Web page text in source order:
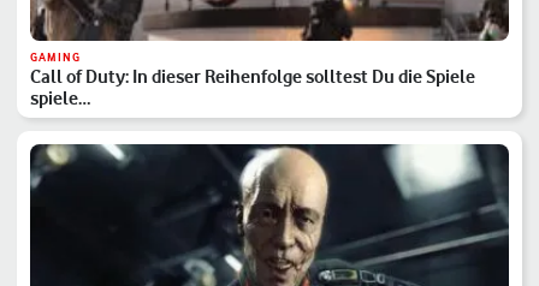
GAMING
Call of Duty: In dieser Reihenfolge solltest Du die Spiele
spiele…